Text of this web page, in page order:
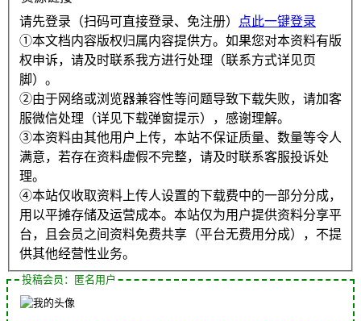
请先登录（扫码可直接登录、免注册）
点此一键登录
①本文档内容版权归属内容提供方。如果您对本资料有版
权申诉，请及时联系我方进行处理（联系方式详见页
脚）。
②由于网络或浏览器兼容性等问题导致下载失败，请加客
服微信处理（详见下载弹窗提示），感谢理解。
③本资料由其他用户上传，本站不保证质量、数量等令人
满意，若存在资料虚假不完整，请及时联系客服投诉处
理。
④本站仅收取资料上传人设置的下载费中的一部分分成，
用以平摊存储及运营成本。本站仅为用户提供资料分享平
台，且会员之间资料免费共享（平台无费用分成），不提
供其他经营性业务。
投稿会员：匿名用户